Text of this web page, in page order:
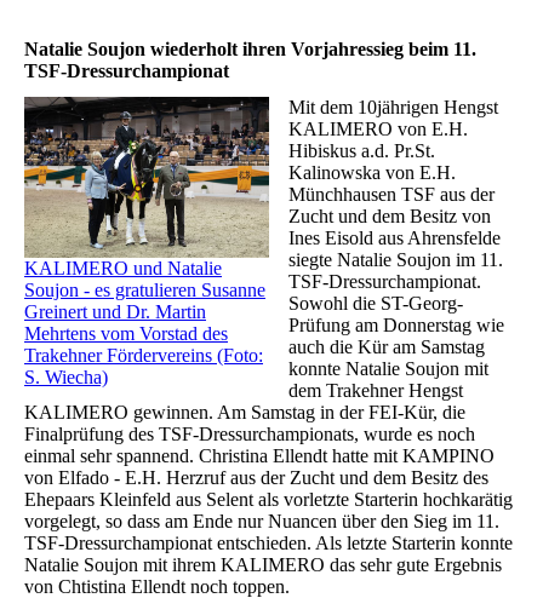
Natalie Soujon wiederholt ihren Vorjahressieg beim 11.
TSF-Dressurchampionat
KALIMERO und Natalie
Soujon - es gratulieren Susanne
Greinert und Dr. Martin
Mehrtens vom Vorstad des
Trakehner Fördervereins (Foto:
S. Wiecha)
Mit dem 10jährigen Hengst
KALIMERO von E.H.
Hibiskus a.d. Pr.St.
Kalinowska von E.H.
Münchhausen TSF aus der
Zucht und dem Besitz von
Ines Eisold aus Ahrensfelde
siegte Natalie Soujon im 11.
TSF-Dressurchampionat.
Sowohl die ST-Georg-
Prüfung am Donnerstag wie
auch die Kür am Samstag
konnte Natalie Soujon mit
dem Trakehner Hengst
KALIMERO gewinnen. Am Samstag in der FEI-Kür, die
Finalprüfung des TSF-Dressurchampionats, wurde es noch
einmal sehr spannend. Christina Ellendt hatte mit KAMPINO
von Elfado - E.H. Herzruf aus der Zucht und dem Besitz des
Ehepaars Kleinfeld aus Selent als vorletzte Starterin hochkarätig
vorgelegt, so dass am Ende nur Nuancen über den Sieg im 11.
TSF-Dressurchampionat entschieden. Als letzte Starterin konnte
Natalie Soujon mit ihrem KALIMERO das sehr gute Ergebnis
von Chtistina Ellendt noch toppen.